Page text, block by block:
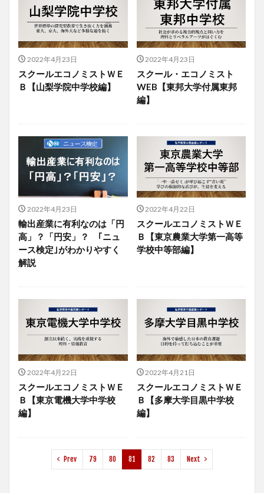
2022年4月23日
スクールエコノミストＷＥ
Ｂ【山梨学院中学校編】
2022年4月23日
スクール・エコノミスト
WEB【東邦大学付属東邦
編】
2022年4月23日
輸出産業に有利なのは「円
高」？「円安」？ ｢ニュ
ース検定｣がわかりやすく
解説
2022年4月22日
スクールエコノミストＷＥ
Ｂ【東京農業大学第一高等
学校中等部編】
2022年4月22日
スクールエコノミストＷＥ
Ｂ【東京電機大学中学校
編】
2022年4月21日
スクールエコノミストＷＥ
Ｂ【多摩大学目黒中学校
編】
Prev 79 80 81 82 83 Next